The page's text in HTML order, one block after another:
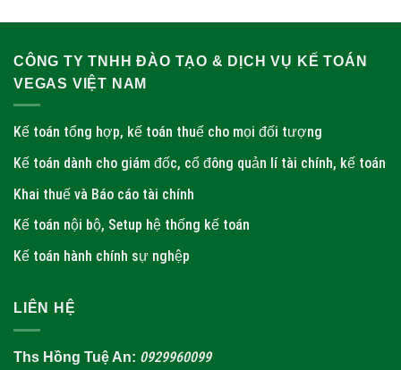
CÔNG TY TNHH ĐÀO TẠO & DỊCH VỤ KẾ TOÁN
VEGAS VIỆT NAM
Kế toán tổng hợp, kế toán thuế cho mọi đối tượng
Kế toán dành cho giám đốc, cổ đông quản lí tài chính, kế toán
Khai thuế và Báo cáo tài chính
Kế toán nội bộ, Setup hệ thống kế toán
Kế toán hành chính sự nghệp
LIÊN HỆ
Ths Hồng Tuệ An: 0929960099